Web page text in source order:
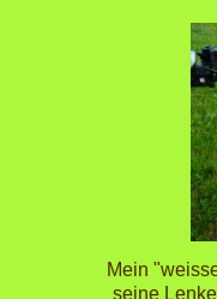
Mein
seine